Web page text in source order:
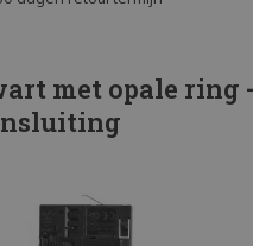
met opale ring